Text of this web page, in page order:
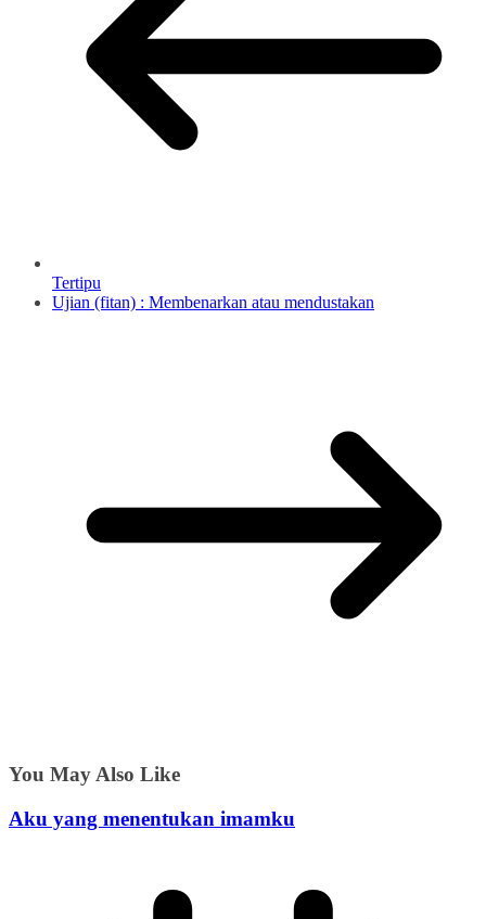
Tertipu
Ujian (fitan) : Membenarkan atau mendustakan
You May Also Like
Aku yang menentukan imamku